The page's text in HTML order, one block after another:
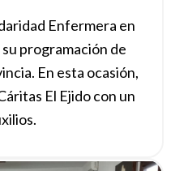
Enfermera en
programación de
En esta ocasión,
El Ejido con un